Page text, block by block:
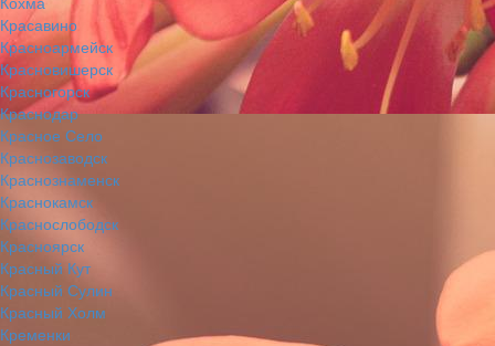
Красавино
Красноармейск
Красновишерск
Красногорск
Краснодар
Красное Село
Краснозаводск
Краснознаменск
Краснокамск
Краснослободск
Красноярск
Красный Кут
Красный Сулин
Красный Холм
Кременки